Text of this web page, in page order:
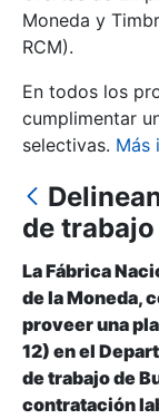
Mostrar/
Mostrar/
Mostrar/
Moneda y
RCM).
En todos los
cumplimentar
selectivas. Más
de
La Fábrica
de la Moneda,
proveer una
12) en el
de trabajo de
contratación